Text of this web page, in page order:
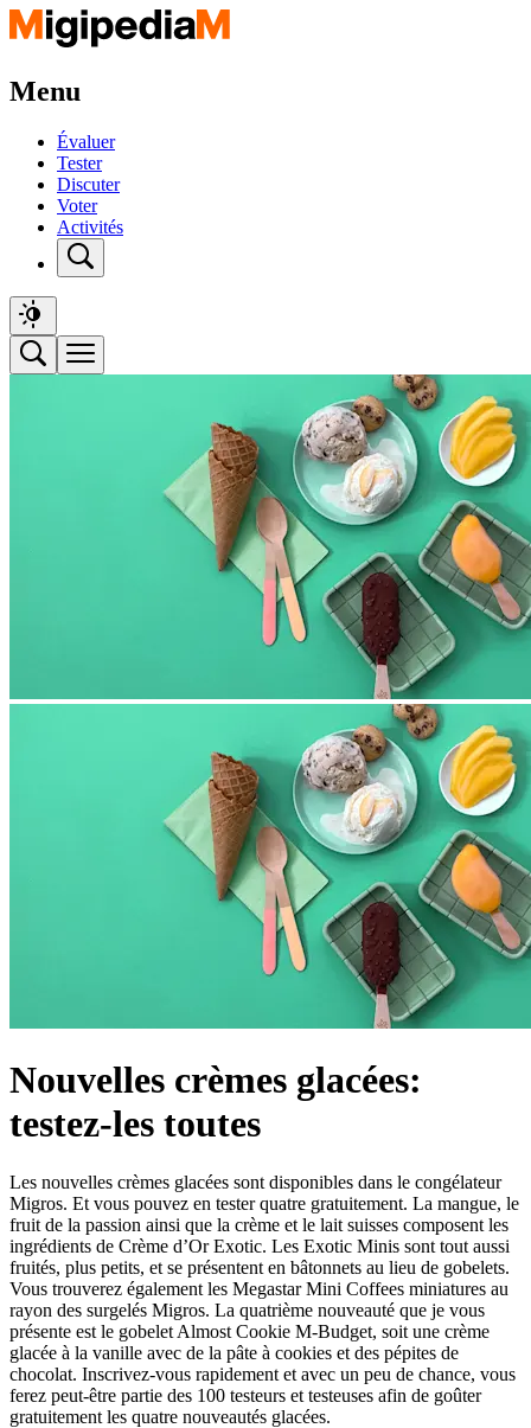
Menu
Évaluer
Tester
Discuter
Voter
Activités
Nouvelles crèmes glacées:
testez-les toutes
Les nouvelles crèmes glacées sont disponibles dans le congélateur
Migros. Et vous pouvez en tester quatre gratuitement. La mangue, le
fruit de la passion ainsi que la crème et le lait suisses composent les
ingrédients de Crème d’Or Exotic. Les Exotic Minis sont tout aussi
fruités, plus petits, et se présentent en bâtonnets au lieu de gobelets.
Vous trouverez également les Megastar Mini Coffees miniatures au
rayon des surgelés Migros. La quatrième nouveauté que je vous
présente est le gobelet Almost Cookie M-Budget, soit une crème
glacée à la vanille avec de la pâte à cookies et des pépites de
chocolat. Inscrivez-vous rapidement et avec un peu de chance, vous
ferez peut-être partie des 100 testeurs et testeuses afin de goûter
gratuitement les quatre nouveautés glacées.